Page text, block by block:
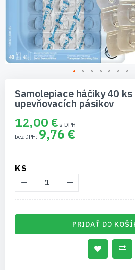
začiatok
galérie
Samolepiace háčiky 40 ks
upevňovacích pásikov
12,00 €
9,76 €
KS
PRIDAŤ DO